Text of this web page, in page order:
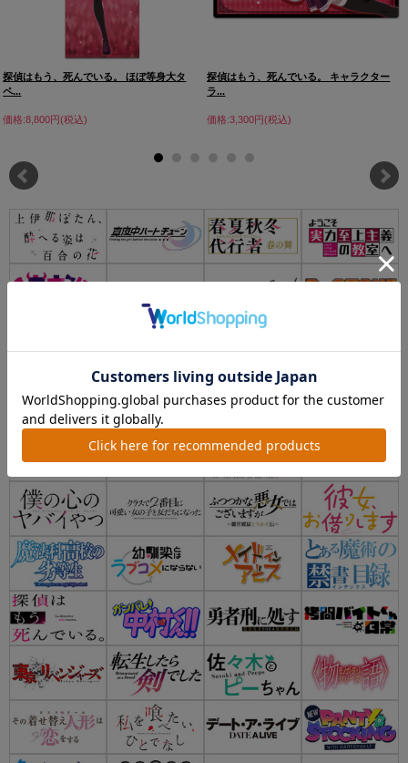
探偵はもう、死んでいる。 ほぼ等身大タ
ペ...
価格:8,800円(税込)
探偵はもう、死んでいる。 キャラクター
ラ...
価格:3,300円(税込)